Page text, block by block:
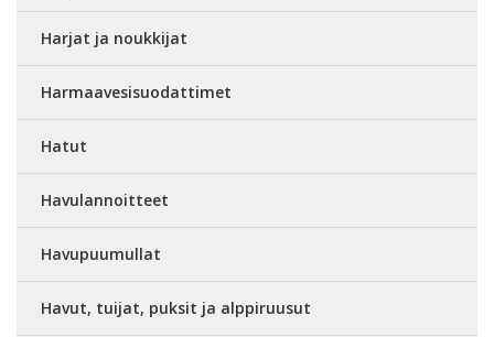
Harjat ja noukkijat
Harmaavesisuodattimet
Hatut
Havulannoitteet
Havupuumullat
Havut, tuijat, puksit ja alppiruusut